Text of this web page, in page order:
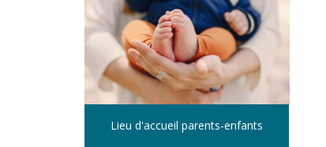
Lieu d'accueil parents-enfants